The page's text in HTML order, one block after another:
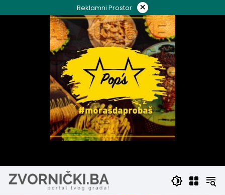
to
Reklamni Prostor ×